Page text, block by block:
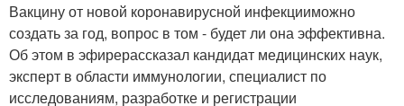
Вакцину от новой коронавирусной инфекцииможно
создать за год, вопрос в том - будет ли она эффективна.
Об этом в эфирерассказал кандидат медицинских наук,
эксперт в области иммунологии, специалист по
исследованиям, разработке и регистрации